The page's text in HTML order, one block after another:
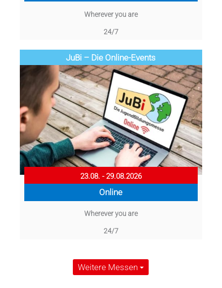
Wherever you are
24/7
JuBi – Die Online-Events
23.08. - 29.08.2026
Online
Wherever you are
24/7
Weitere Messen